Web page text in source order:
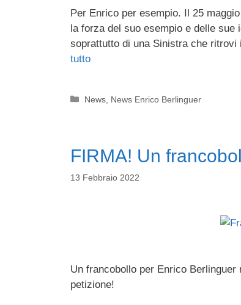
Per Enrico per esempio. Il 25
la forza del suo esempio e delle
soprattutto di una Sinistra che
tutto
Categorie
News, News Enrico Berlinguer
FIRMA! Un
13 Febbraio 2022
Un francobollo per Enrico
petizione!